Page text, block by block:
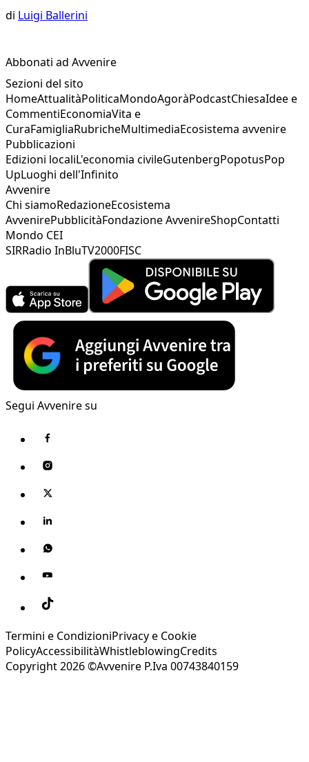
di Luigi Ballerini
Abbonati ad Avvenire
Sezioni del sito
HomeAttualitàPoliticaMondoAgoràPodcastChiesaIdee e
CommentiEconomiaVita e
CuraFamigliaRubricheMultimediaEcosistema avvenire
Pubblicazioni
Edizioni localiL'economia civileGutenbergPopotusPop
UpLuoghi dell'Infinito
Avvenire
Chi siamoRedazioneEcosistema
AvvenirePubblicitàFondazione AvvenireShopContatti
Mondo CEI
SIRRadio InBluTV2000FISC
Segui Avvenire su
Termini e CondizioniPrivacy e Cookie
PolicyAccessibilitàWhistleblowingCredits
Copyright 2026 ©Avvenire P.Iva 00743840159